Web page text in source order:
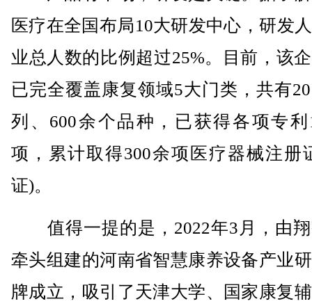
医疗在全国布局10大研发中心，研发
业总人数的比例超过25%。目前，该
已完全覆盖康复领域5大门类，共有
列、600余个品种，已获得各项专利
项，累计取得300余项医疗器械注册
证)。
值得一提的是，2022年3月，由翔
牵头组建的河南省智慧康养设备产业
牌成立，吸引了天津大学、国家康复